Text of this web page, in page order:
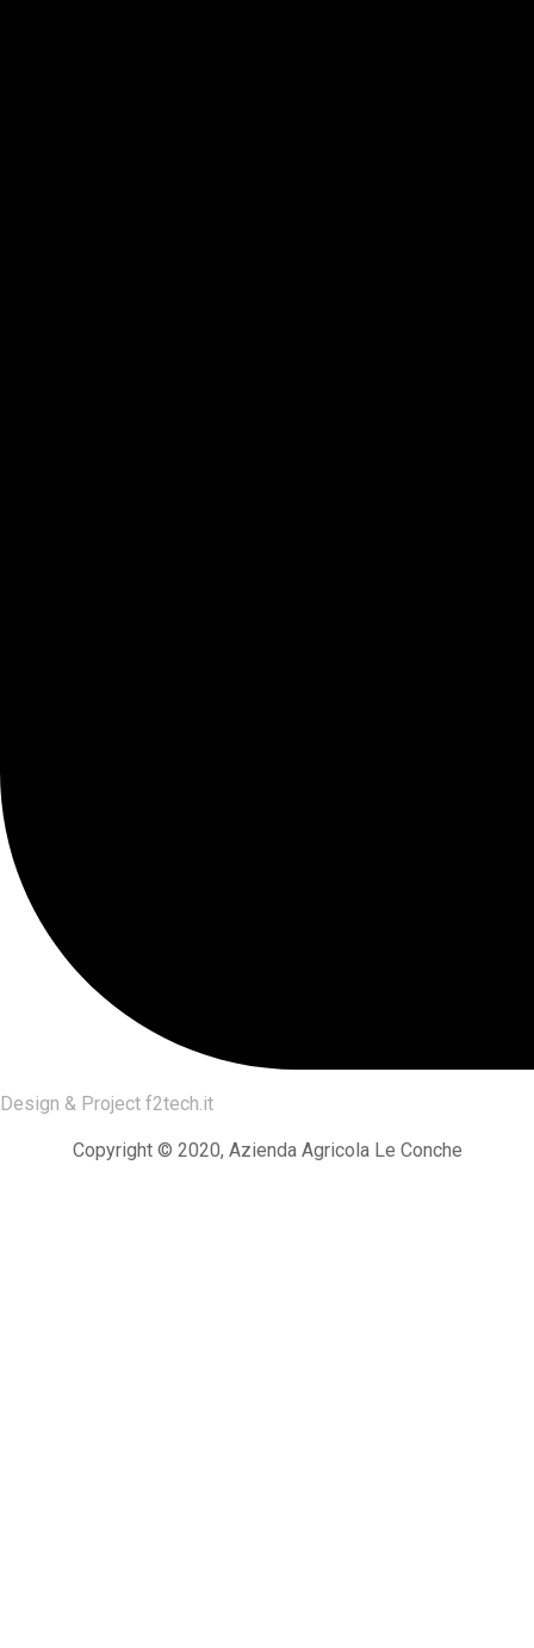
Design & Project f2tech.it
Copyright © 2020, Azienda Agricola Le Conche